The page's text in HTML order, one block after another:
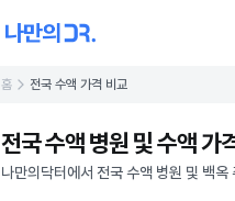
홈 전국 수액 가격 비교
전국 수액 병원 및 수액
나만의닥터에서 전국 수액 병원 및 백